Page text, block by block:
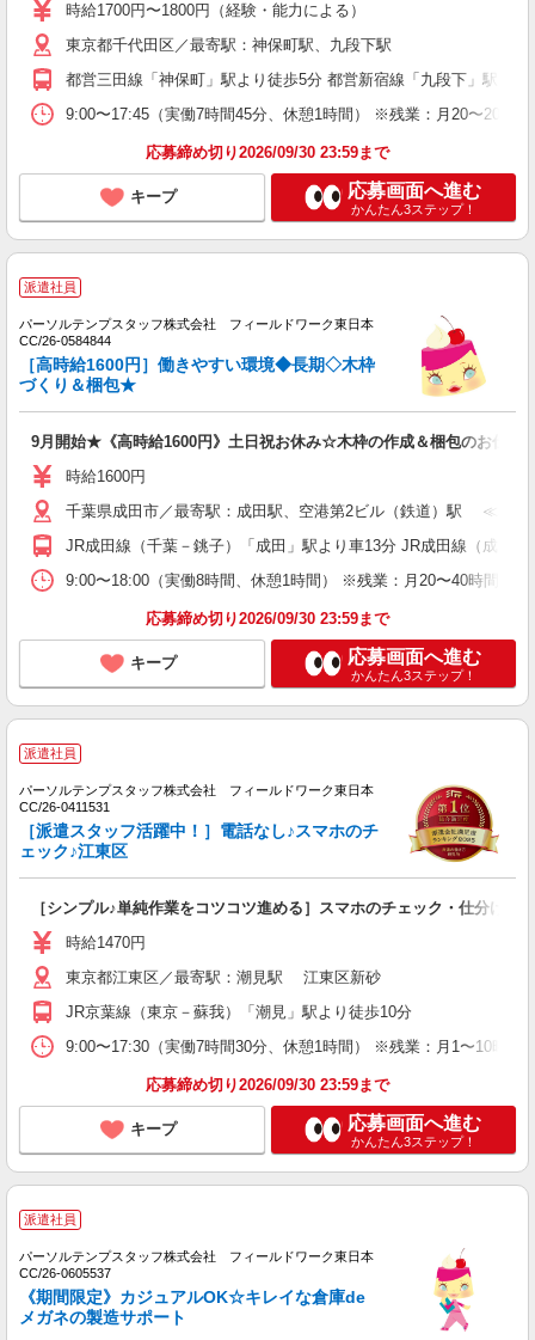
時給1700円〜1800円（経験・能力による）
東京都千代田区／最寄駅：神保町駅、九段下駅
都営三田線「神保町」駅より徒歩5分 都営新宿線「九段下」駅より
9:00〜17:45（実働7時間45分、休憩1時間） ※残業：月20〜20時
応募締め切り2026/09/30 23:59まで
キープ 応募画面へ進む
かんたん3ステップ！
派遣社員
パーソルテンプスタッフ株式会社 フィールドワーク東日本
CC/26-0584844
［高時給1600円］働きやすい環境◆長期◇木枠
づくり＆梱包★
9月開始★《高時給1600円》土日祝お休み☆木枠の作成＆梱包のお仕事
時給1600円
千葉県成田市／最寄駅：成田駅、空港第2ビル（鉄道）駅 ≪車
JR成田線（千葉－銚子）「成田」駅より車13分 JR成田線（成田
9:00〜18:00（実働8時間、休憩1時間） ※残業：月20〜40時間程
応募締め切り2026/09/30 23:59まで
キープ 応募画面へ進む
かんたん3ステップ！
派遣社員
パーソルテンプスタッフ株式会社 フィールドワーク東日本
CC/26-0411531
［派遣スタッフ活躍中！］電話なし♪スマホのチ
ェック♪江東区
［シンプル♪単純作業をコツコツ進める］スマホのチェック・仕分け♪
時給1470円
東京都江東区／最寄駅：潮見駅 江東区新砂
JR京葉線（東京－蘇我）「潮見」駅より徒歩10分
9:00〜17:30（実働7時間30分、休憩1時間） ※残業：月1〜10時
応募締め切り2026/09/30 23:59まで
キープ 応募画面へ進む
かんたん3ステップ！
派遣社員
パーソルテンプスタッフ株式会社 フィールドワーク東日本
CC/26-0605537
《期間限定》カジュアルOK☆キレイな倉庫de
メガネの製造サポート